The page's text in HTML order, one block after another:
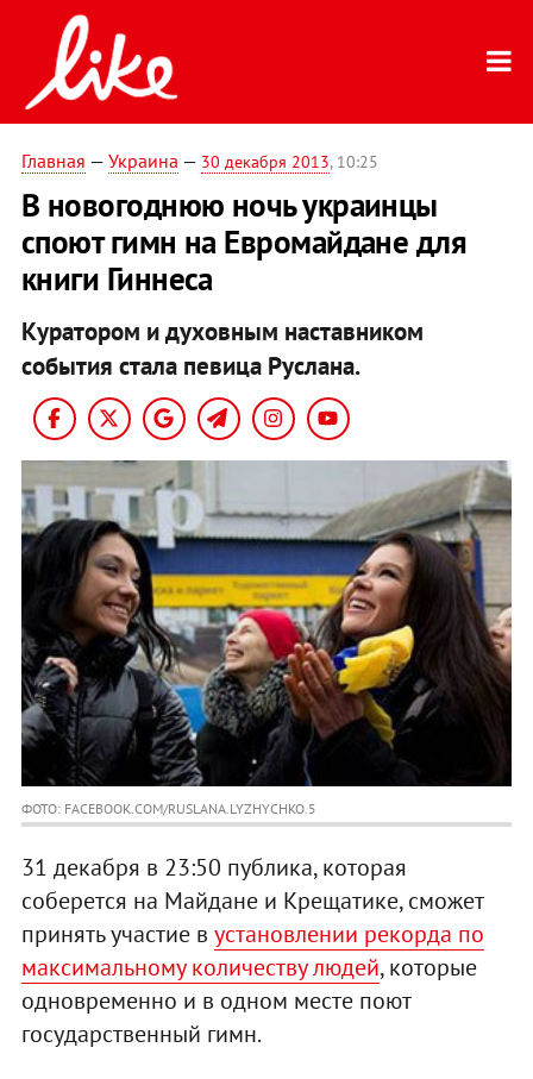
Главная — Украина — 30 декабря 2013, 10:25
В новогоднюю ночь украинцы
споют гимн на Евромайдане для
книги Гиннеса
Куратором и духовным наставником
события стала певица Руслана.
ФОТО: FACEBOOK.COM/RUSLANA.LYZHYCHKO.5
31 декабря в 23:50 публика, которая
соберется на Майдане и Крещатике, сможет
принять участие в установлении рекорда по
максимальному количеству людей, которые
одновременно и в одном месте поют
государственный гимн.